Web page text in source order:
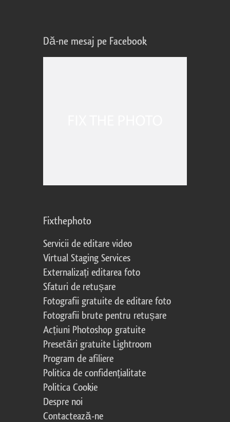
Dă-ne mesaj pe Facebook
Fixthephoto
Servicii de editare video
Virtual Staging Services
Externalizați editarea foto
Sfaturi de retușare
Fotografii gratuite de editare foto
Fotografii brute pentru retușare
Acțiuni Photoshop gratuite
Presetări gratuite Lightroom
Program de afiliere
Politica de confidențialitate
Politica Cookie
Despre noi
Contactează-ne